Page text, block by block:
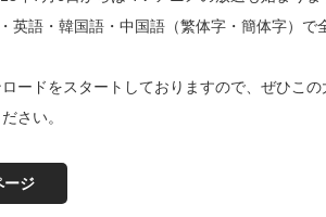
英語・韓国語・中国語（繁体字・簡体字）で
ードをスタートしておりますので、ぜひこの
さい。
ージ